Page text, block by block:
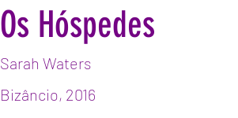
Os Hóspedes
Sarah Waters
Bizâncio, 2016